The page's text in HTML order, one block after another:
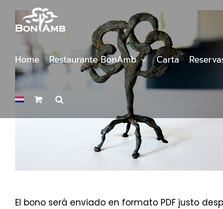
contenido
Home Restaurante BonAmb Carta
El bono será enviado en formato PDF justo